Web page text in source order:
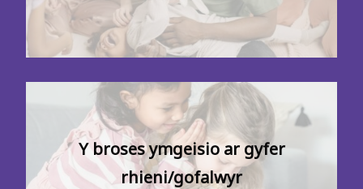
Y broses ymgeisio ar gyfer
rhieni/gofalwyr